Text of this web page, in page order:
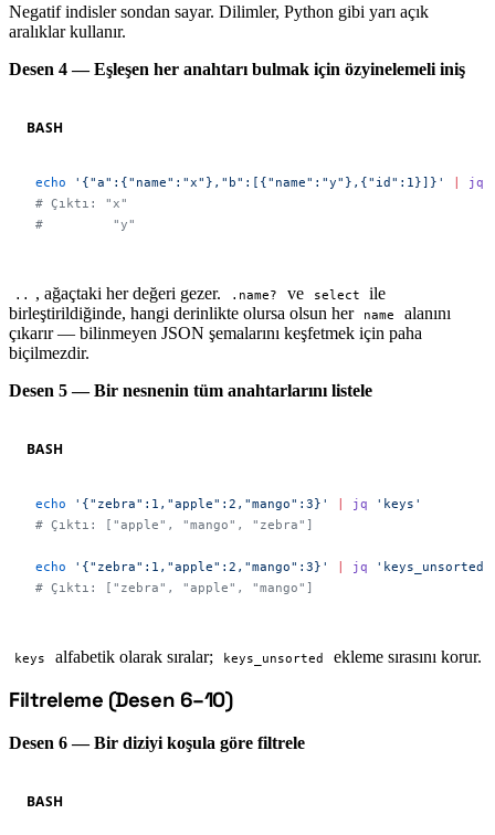
Negatif indisler sondan sayar. Dilimler, Python gibi yarı açık
aralıklar kullanır.
Desen 4 — Eşleşen her anahtarı bulmak için özyinelemeli iniş
BASH
echo '{"a":{"name":"x"},"b":[{"name":"y"},{"id":1}]}' | jq
# Çıktı: "x"
#         "y"
.. , ağaçtaki her değeri gezer. .name? ve select
ile
birleştirildiğinde, hangi derinlikte olursa olsun her
name
alanını
çıkarır — bilinmeyen JSON şemalarını keşfetmek için paha
biçilmezdir.
Desen 5 — Bir nesnenin tüm anahtarlarını listele
BASH
echo '{"zebra":1,"apple":2,"mango":3}' | jq 'keys'
# Çıktı: ["apple", "mango", "zebra"]
echo '{"zebra":1,"apple":2,"mango":3}' | jq 'keys_unsorted'
# Çıktı: ["zebra", "apple", "mango"]
keys alfabetik olarak sıralar; keys_unsorted ekleme sırasını korur.
#
Filtreleme (Desen 6–10)
Desen 6 — Bir diziyi koşula göre filtrele
BASH